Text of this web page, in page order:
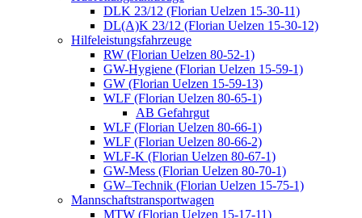
DLK 23/12 (Florian Uelzen 15-30-11)
DL(A)K 23/12 (Florian Uelzen 15-30-12)
Hilfeleistungsfahrzeuge
RW (Florian Uelzen 80-52-1)
GW-Hygiene (Florian Uelzen 15-59-1)
GW (Florian Uelzen 15-59-13)
WLF (Florian Uelzen 80-65-1)
AB Gefahrgut
WLF (Florian Uelzen 80-66-1)
WLF (Florian Uelzen 80-66-2)
WLF-K (Florian Uelzen 80-67-1)
GW-Mess (Florian Uelzen 80-70-1)
GW–Technik (Florian Uelzen 15-75-1)
Mannschaftstransportwagen
MTW (Florian Uelzen 15-17-11)